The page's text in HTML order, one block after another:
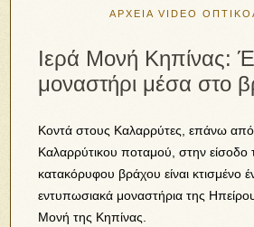
ΑΡΧΕΙΑ VIDEO
Ιερά Μονή Κηπίνας:
μοναστήρι μέσα στο
Κοντά στους Καλαρρύτες, επάνω από
Καλαρρύτικου ποταμού, στην είσοδο
κατακόρυφου βράχου είναι κτισμένο
εντυπωσιακά μοναστήρια της
Μονή της Κηπίνας.